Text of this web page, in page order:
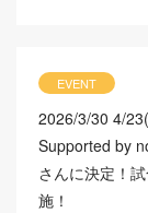
EVENT
2026/3/30 4/
Supported by
さんに決定！
施！